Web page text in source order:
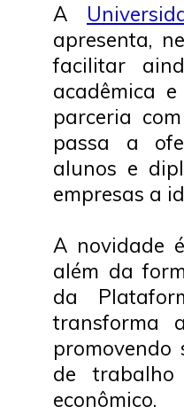
A
apresenta,
facilitar
acadêmica
parceria
passa a
alunos e
empresas a
A novidade
além da
da
transforma
promovendo
de
econômico.